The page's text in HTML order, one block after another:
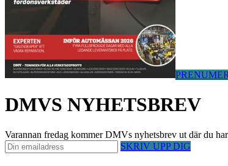
DMVS NYHETSBREV
Varannan fredag kommer DMVs nyhetsbrev ut där du
SKRIV UPP DIG